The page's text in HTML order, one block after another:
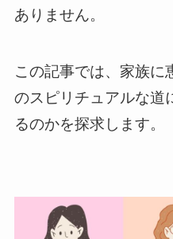
ありません。
この記事では、家族に
のスピリチュアルな道
るのかを探求します。